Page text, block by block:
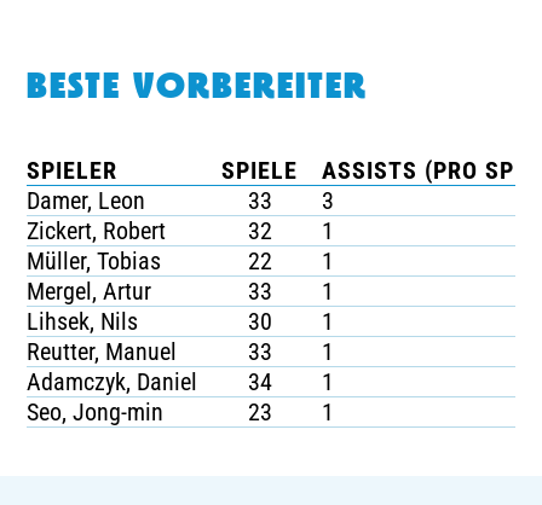
BESTE VORBEREITER
SPIELER SPIELE
ASSISTS (PRO
Damer, Leon
33
3
Zickert, Robert
32
1
Müller, Tobias
22
1
Mergel, Artur
33
1
Lihsek, Nils
30
1
Reutter, Manuel
33
1
Adamczyk, Daniel
34
1
Seo, Jong-min
23 1